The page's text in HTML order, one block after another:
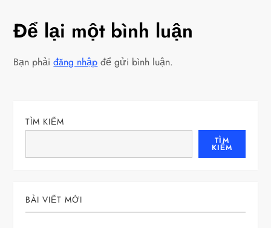
u
h
ư
n
g
b
à
Để lại một bình luận
Bạn phảiđăng nhập để gửi bình luận.
TÌM KIẾM
TÌM
KIẾM
BÀI VIẾT MỚI